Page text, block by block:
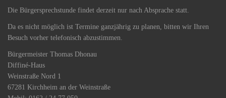
Die Bürgersprechstunde findet derzeit nur nach Absprache statt.
Da es nicht möglich ist Termine ganzjährig zu planen, bitten wir Ihren
Besuch vorher telefonisch abzustimmen.
Bürgermeister Thomas Dhonau
Diffiné-Haus
​Weinstraße Nord 1
67281 Kirchheim an der Weinstraße